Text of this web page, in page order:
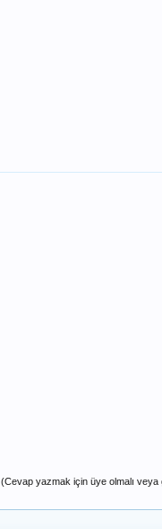
(Cevap yazmak için üye olmalı veya